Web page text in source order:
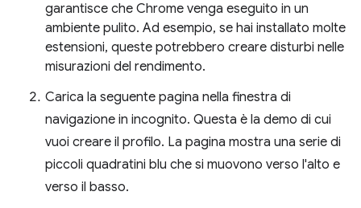
garantisce che Chrome venga eseguito in un
ambiente pulito. Ad esempio, se hai installato molte
estensioni, queste potrebbero creare disturbi nelle
misurazioni del rendimento.
Carica la seguente pagina nella finestra di
navigazione in incognito. Questa è la demo di cui
vuoi creare il profilo. La pagina mostra una serie di
piccoli quadratini blu che si muovono verso l'alto e
verso il basso.